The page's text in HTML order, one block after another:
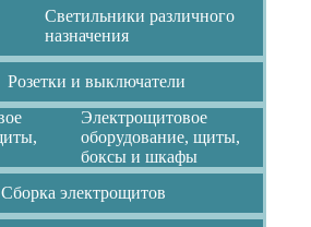
Светильники различного
назначения
Розетки и выключатели
Электрощитовое
оборудование, щиты,
боксы и шкафы
Сборка электрощитов